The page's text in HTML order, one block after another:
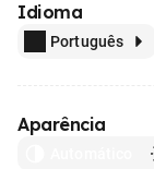
Idioma
Português
Aparência